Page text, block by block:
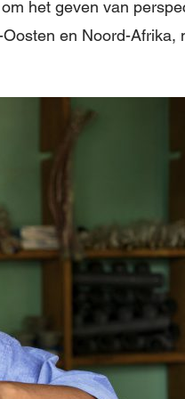
het geven van
en Noord-Afrika,